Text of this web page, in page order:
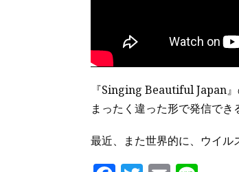
『Singing Beautiful Japan』
まったく違った形で発信でき
最近、また世界的に、ウイル